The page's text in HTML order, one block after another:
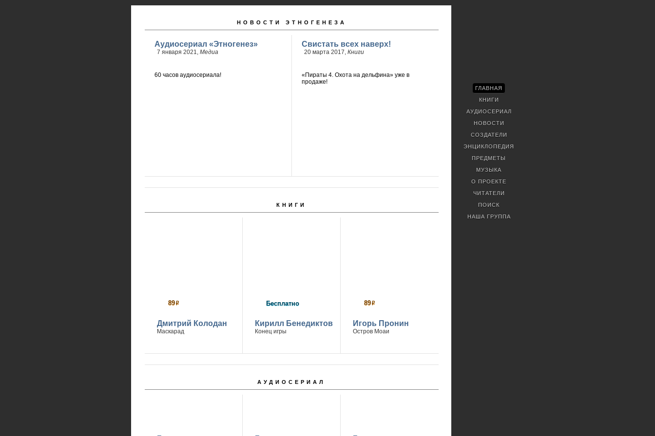
НОВОСТИ ЭТНОГЕНЕЗА
Аудиосериал «Этногенез»
7 января 2021, Медиа
60 часов аудиосериала!
Свистать всех наверх!
20 марта 2017, Книги
«Пираты 4. Охота на дельфина» уже в
продаже!
КНИГИ
89р
Дмитрий Колодан
Маскарад
Бесплатно
Кирилл Бенедиктов
Конец игры
89р
Игорь Пронин
Остров Моаи
АУДИОСЕРИАЛ
ГЛАВНАЯ
КНИГИ
АУДИОСЕРИАЛ
НОВОСТИ
СОЗДАТЕЛИ
ЭНЦИКЛОПЕДИЯ
ПРЕДМЕТЫ
МУЗЫКА
О ПРОЕКТЕ
ЧИТАТЕЛИ
ПОИСК
НАША ГРУППА